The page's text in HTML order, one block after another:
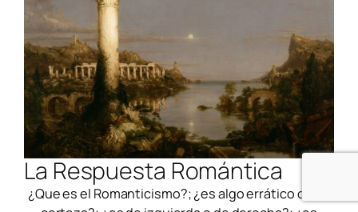
La Respuesta Romántica
¿Que es el Romanticismo?; ¿es algo errático o una